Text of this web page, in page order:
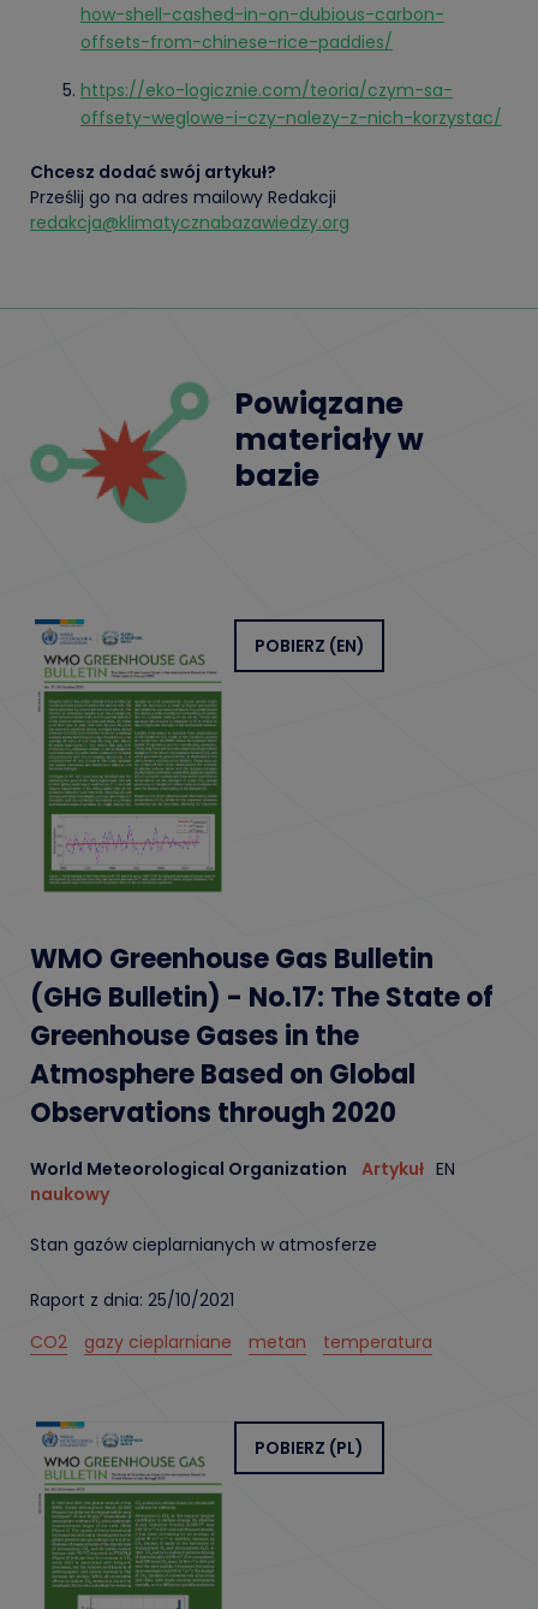
how-shell-cashed-in-on-dubious-carbon-
offsets-from-chinese-rice-paddies/
https://eko-logicznie.com/teoria/czym-sa-
offsety-weglowe-i-czy-nalezy-z-nich-korzystac/
Chcesz dodać swój artykuł?
Prześlij go na adres mailowy Redakcji
redakcja@klimatycznabazawiedzy.org
Powiązane
materiały w
bazie
POBIERZ (EN)
WMO Greenhouse Gas Bulletin
(GHG Bulletin) - No.17: The State of
Greenhouse Gases in the
Atmosphere Based on Global
Observations through 2020
World Meteorological Organization
Artykuł
naukowy
EN
Stan gazów cieplarnianych w atmosferze
Raport z dnia: 25/10/2021
CO2
gazy cieplarniane metan temperatura
POBIERZ (PL)